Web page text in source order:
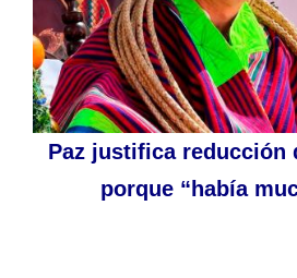
Paz justifica reducción
porque “había